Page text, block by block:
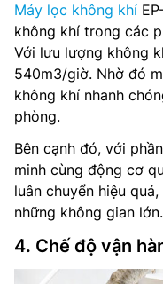
Máy lọc không khí
không khí trong các
Với lưu lượng không
540m3/giờ. Nhờ đó
không khí nhanh
phòng.
Bên cạnh đó, với
minh cùng động cơ
luân chuyển hiệu
những không gian lớn.
4. Chế độ vận